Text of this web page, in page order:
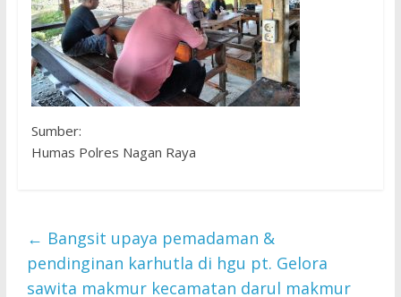
Sumber:
Humas Polres Nagan Raya
← Bangsit upaya pemadaman &
pendinginan karhutla di hgu pt. Gelora
sawita makmur kecamatan darul makmur